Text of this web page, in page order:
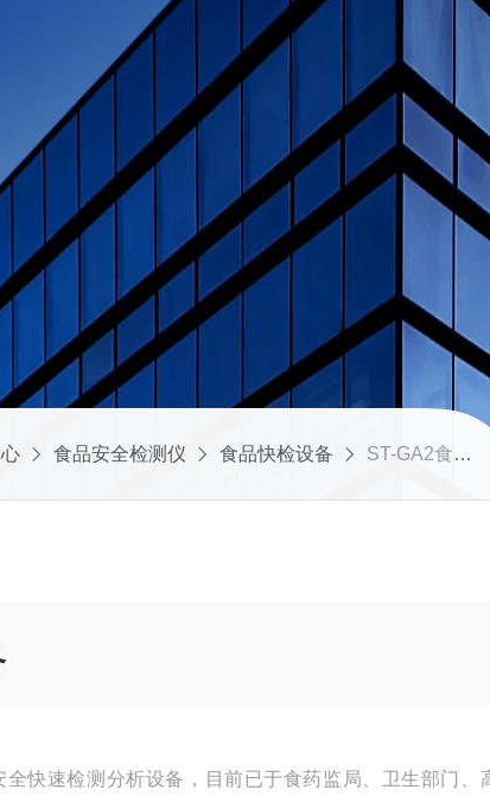
食品安全检测仪 食品快检设备 ST-GA2食品安全综合分析设备
快速检测分析设备，目前已于食药监局、卫生部门、